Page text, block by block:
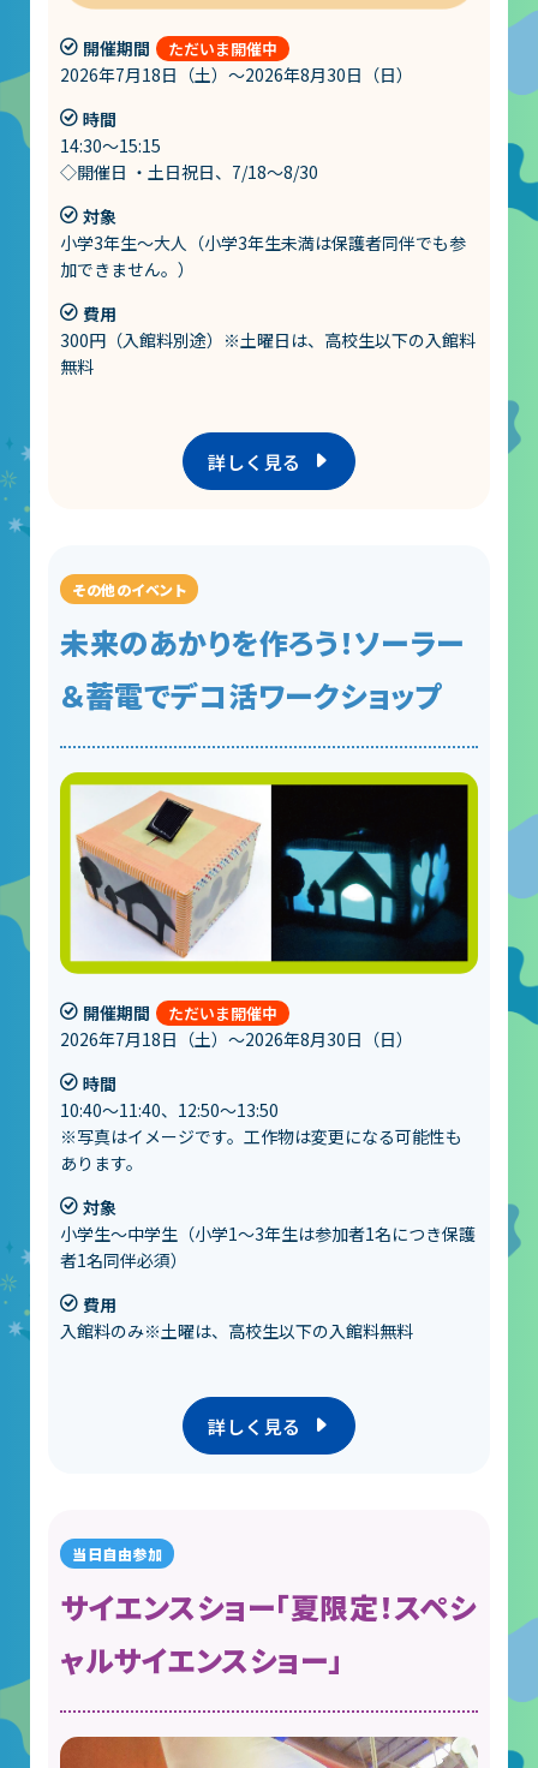
開催期間
2026年7月18日（土）～2026年8月30日（日）
時間
14:30～15:15
◇開催日 ・土日祝日、7/18～8/30
対象
小学3年生～大人（小学3年生未満は保護者同伴でも参
加できません。）
費用
300円（入館料別途）※土曜日は、高校生以下の入館料
無料
詳しく見る
未来のあかりを作ろう！ソーラー
＆蓄電でデコ活ワークショップ
開催期間
2026年7月18日（土）～2026年8月30日（日）
時間
10:40～11:40、12:50～13:50
※写真はイメージです。工作物は変更になる可能性も
あります。
対象
小学生～中学生（小学1～3年生は参加者1名につき保護
者1名同伴必須）
費用
入館料のみ※土曜は、高校生以下の入館料無料
詳しく見る
サイエンスショー「夏限定！スペシ
ャルサイエンスショー」